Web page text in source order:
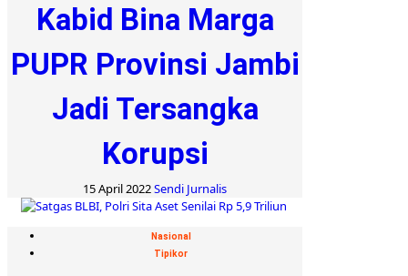
Kabid Bina Marga
PUPR Provinsi Jambi
Jadi Tersangka
Korupsi
15 April 2022Sendi Jurnalis
Nasional
Tipikor